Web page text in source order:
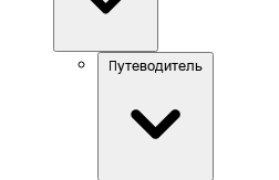
Путеводитель